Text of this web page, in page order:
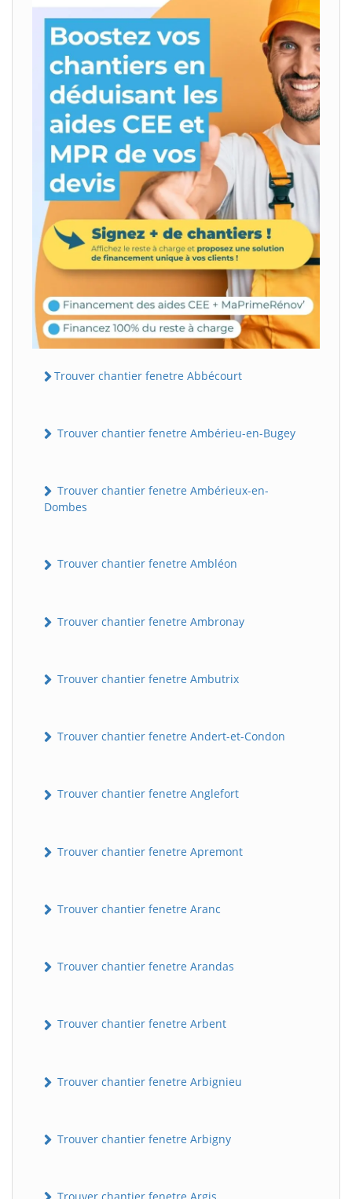
Trouver chantier fenetre Abbécourt
Trouver chantier fenetre Ambérieu-en-Bugey
Trouver chantier fenetre Ambérieux-en-
Dombes
Trouver chantier fenetre Ambléon
Trouver chantier fenetre Ambronay
Trouver chantier fenetre Ambutrix
Trouver chantier fenetre Andert-et-Condon
Trouver chantier fenetre Anglefort
Trouver chantier fenetre Apremont
Trouver chantier fenetre Aranc
Trouver chantier fenetre Arandas
Trouver chantier fenetre Arbent
Trouver chantier fenetre Arbignieu
Trouver chantier fenetre Arbigny